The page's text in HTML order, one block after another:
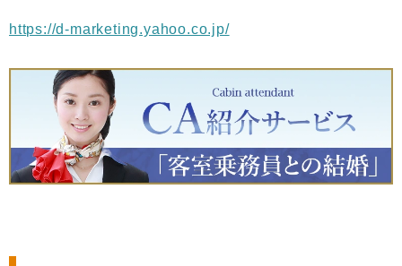
https://d-marketing.yahoo.co.jp/